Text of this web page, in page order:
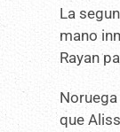
La
mano
Rayan
que